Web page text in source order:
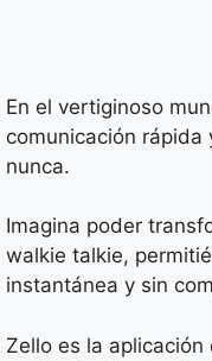
En el vertiginoso
comunicación rápida
nunca.
Imagina poder
walkie talkie,
instantánea y sin
Zello es la